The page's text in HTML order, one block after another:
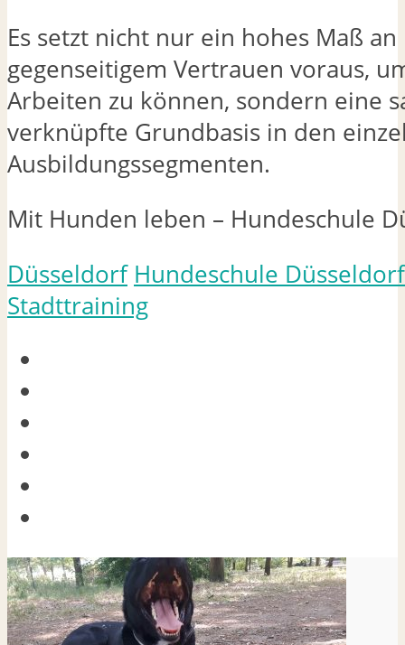
Es setzt nicht nur ein hohes Maß an
gegenseitigem Vertrauen voraus,
Arbeiten zu können, sondern eine
verknüpfte Grundbasis in den
Ausbildungssegmenten.
Mit Hunden leben – Hundeschule
Düsseldorf Hundeschule Düsseldorf
Stadttraining